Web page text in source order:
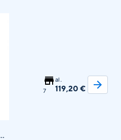
7
al.
119,20 €